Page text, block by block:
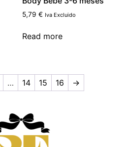
5,79 € Iva Excluido
Read more
… 14 15 16 →